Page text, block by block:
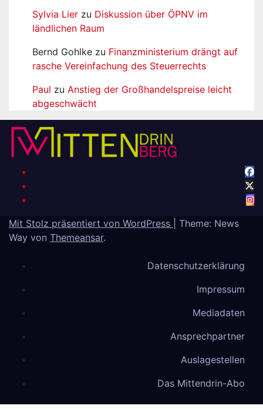
Sylvia Lier zu Diskussion über ÖPNV im
ländlichen Raum
Bernd Gohlke zu Finanzministerium drängt auf
rasche Vereinfachung des Steuerrechts
Paul zu Anstieg der Großhandelspreise leicht
abgeschwächt
Mit Stolz präsentiert von WordPress
Theme: News
Way von Themeansar.
Datenschutzerklärung
Impressum
Mediadaten
Ansprechpartner
Auslagestellen
Das Mittendrin-Abo